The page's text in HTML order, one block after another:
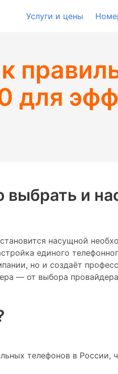
Услуги и цены
для
и
насущной
единого
но и создаёт
— от выбора
телефонов в России,